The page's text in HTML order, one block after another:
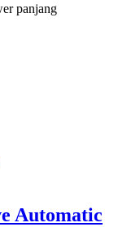
panjang
Automatic